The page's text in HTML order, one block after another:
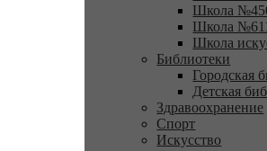
Школа
Школа
Школа
Библиотеки
Городская
Детская
Здравоохранение
Спорт
Искусство